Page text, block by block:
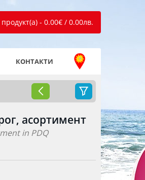
продукт(а) - 0.00€ / 0.00лв.
КОНТАКТИ
асортимент
in PDQ